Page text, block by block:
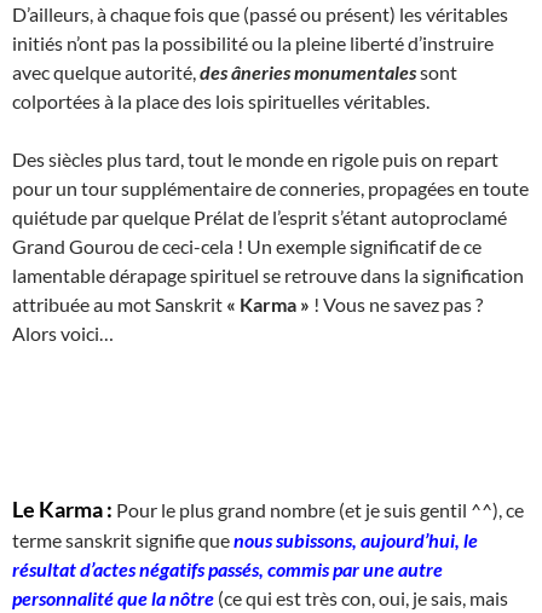
D’ailleurs, à chaque fois que (passé ou présent) les véritables
initiés n’ont pas la possibilité ou la pleine liberté d’instruire
avec quelque autorité, des âneries monumentalessont
colportées à la place des lois spirituelles véritables.
Des siècles plus tard, tout le monde en rigole puis on repart
pour un tour supplémentaire de conneries, propagées en toute
quiétude par quelque Prélat de l’esprit s’étant autoproclamé
Grand Gourou de ceci-cela ! Un exemple significatif de ce
lamentable dérapage spirituel se retrouve dans la signification
attribuée au mot Sanskrit « Karma » ! Vous ne savez pas ?
Alors voici…
Le Karma : Pour le plus grand nombre (et je suis gentil ^^), ce
terme sanskrit signifie quenous subissons, aujourd’hui, le
résultat d’actes négatifs passés, commis par une autre
personnalité que la nôtre (ce qui est très con, oui, je sais, mais